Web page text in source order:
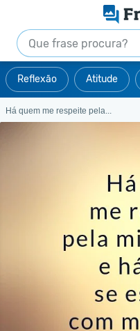
Reflexão Atitude
Há quem me respeite pela...